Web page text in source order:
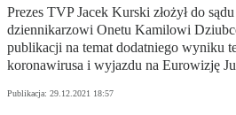
Prezes TVP Jacek Kurski złożył do
dziennikarzowi Onetu Kamilowi
publikacji na temat dodatniego wyniku
koronawirusa i wyjazdu na Eurowizję
Publikacja: 29.12.2021 18:57